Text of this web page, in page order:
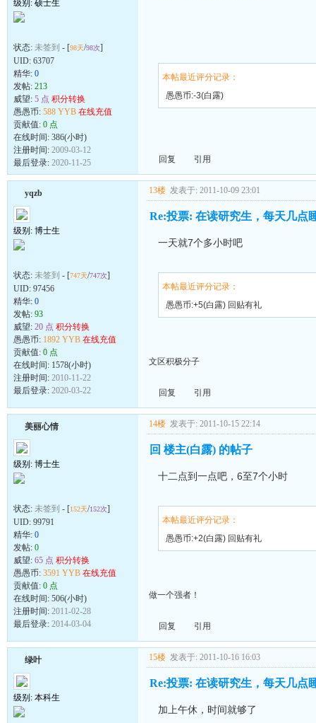
级别: 硕士生
状态: 未签到 - [98天/98次]
UID: 63707
精华: 0
发帖: 213
威望: 5 点 积分转换
愚愚币: 588 YYB 在线充值
贡献值: 0 点
在线时间: 386(小时)
注册时间: 2009-03-12
最后登录: 2020-11-25
本帖最近评分记录：
愚愚币:-3(白露)
回复 引用
yqzb
级别: 博士生
状态: 未签到 - [747天/747次]
UID: 97456
精华: 0
发帖: 93
威望: 20 点 积分转换
愚愚币: 1892 YYB 在线充值
贡献值: 0 点
在线时间: 1578(小时)
注册时间: 2010-11-22
最后登录: 2020-03-22
13楼 发表于: 2011-10-09 23:01
Re:投票: 在读研究生，每天几点
一天就7个多小时吧
本帖最近评分记录：
愚愚币:+5(白露) 回贴有礼
文区积极分子
回复 引用
美丽心情
级别: 博士生
状态: 未签到 - [152天/152次]
UID: 99791
精华: 0
发帖: 0
威望: 65 点 积分转换
愚愚币: 3591 YYB 在线充值
贡献值: 0 点
在线时间: 506(小时)
注册时间: 2011-02-28
最后登录: 2014-03-04
14楼 发表于: 2011-10-15 22:14
回 楼主(白露) 的帖子
十二点到一点吧，6至7个小时
本帖最近评分记录：
愚愚币:+2(白露) 回贴有礼
做一个强者！
回复 引用
绿叶
级别: 本科生
15楼 发表于: 2011-10-16 16:03
Re:投票: 在读研究生，每天几点
加上午休，时间就够了